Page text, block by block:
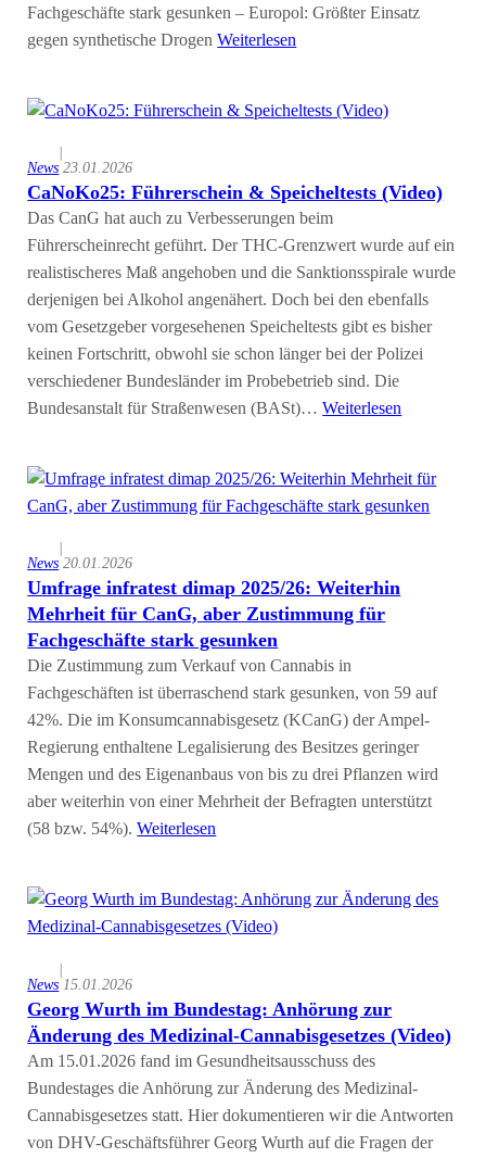
Fachgeschäfte stark gesunken – Europol: Größter Einsatz
gegen synthetische DrogenWeiterlesen
News
|
23.01.2026
CaNoKo25: Führerschein & Speicheltests (Video)
Das CanG hat auch zu Verbesserungen beim
Führerscheinrecht geführt. Der THC-Grenzwert wurde auf ein
realistischeres Maß angehoben und die Sanktionsspirale wurde
derjenigen bei Alkohol angenähert. Doch bei den ebenfalls
vom Gesetzgeber vorgesehenen Speicheltests gibt es bisher
keinen Fortschritt, obwohl sie schon länger bei der Polizei
verschiedener Bundesländer im Probebetrieb sind. Die
Bundesanstalt für Straßenwesen (BASt)…Weiterlesen
News
|
20.01.2026
Umfrage infratest dimap 2025/26: Weiterhin
Mehrheit für CanG, aber Zustimmung für
Fachgeschäfte stark gesunken
Die Zustimmung zum Verkauf von Cannabis in
Fachgeschäften ist überraschend stark gesunken, von 59 auf
42%. Die im Konsumcannabisgesetz (KCanG) der Ampel-
Regierung enthaltene Legalisierung des Besitzes geringer
Mengen und des Eigenanbaus von bis zu drei Pflanzen wird
aber weiterhin von einer Mehrheit der Befragten unterstützt
(58 bzw. 54%).Weiterlesen
News
|
15.01.2026
Georg Wurth im Bundestag: Anhörung zur
Änderung des Medizinal-Cannabisgesetzes (Video)
Am 15.01.2026 fand im Gesundheitsausschuss des
Bundestages die Anhörung zur Änderung des Medizinal-
Cannabisgesetzes statt. Hier dokumentieren wir die Antworten
von DHV-Geschäftsführer Georg Wurth auf die Fragen der